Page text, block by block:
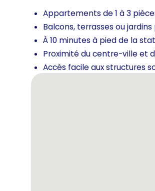
Appartements de 1 à 3
Balcons, terrasses ou
À 10 minutes à pied de la
Proximité du centre-ville et
Accès facile aux structures